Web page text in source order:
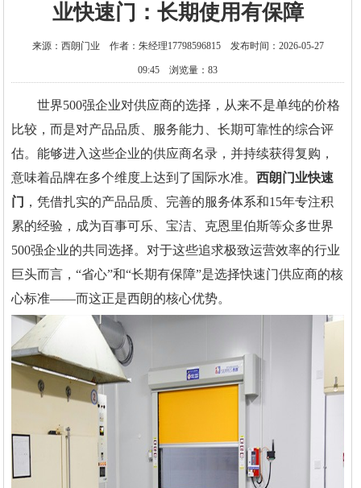
业快速门：长期使用有保障
来源：西朗门业 作者：朱经理17798596815 发布时间：2026-05-27
09:45 浏览量：83
世界500强企业对供应商的选择，从来不是单纯的价格
比较，而是对产品品质、服务能力、长期可靠性的综合评
估。能够进入这些企业的供应商名录，并持续获得复购，
意味着品牌在多个维度上达到了国际水准。西朗门业快速
门 ，凭借扎实的产品品质、完善的服务体系和15年专注积
累的经验，成为百事可乐、宝洁、克恩里伯斯等众多世界
500强企业的共同选择。对于这些追求极致运营效率的行业
巨头而言，“省心”和“长期有保障”是选择快速门供应商的核
心标准——而这正是西朗的核心优势。